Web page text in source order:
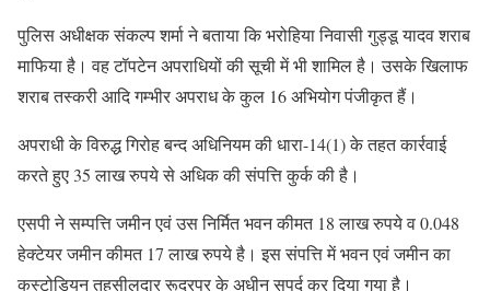
पुलिस अधीक्षक संकल्प शर्मा ने बताया कि भरोहिया निवासी गुड्डू यादव शराब
माफिया है। वह टॉपटेन अपराधियों की सूची में भी शामिल है। उसके खिलाफ
शराब तस्करी आदि गम्भीर अपराध के कुल 16 अभियोग पंजीकृत हैं।
अपराधी के विरुद्ध गिरोह बन्द अधिनियम की धारा-14(1) के तहत कार्रवाई
करते हुए 35 लाख रुपये से अधिक की संपत्ति कुर्क की है।
एसपी ने सम्पत्ति जमीन एवं उस निर्मित भवन कीमत 18 लाख रुपये व 0.048
हेक्टेयर जमीन कीमत 17 लाख रुपये है। इस संपत्ति में भवन एवं जमीन का
कस्टोडियन तहसीलदार रूद्रपुर के अधीन सुपुर्द कर दिया गया है।